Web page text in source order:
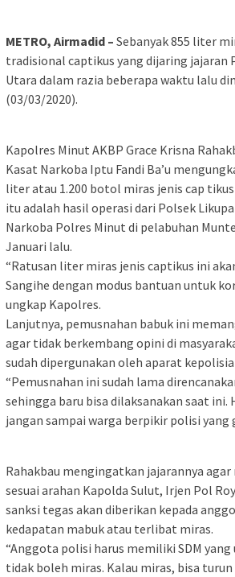
METRO, Airmadid – Sebanyak 855 liter
tradisional captikus yang dijaring jajaran
Utara dalam razia beberapa waktu lalu
(03/03/2020).
Kapolres Minut AKBP Grace Krisna
Kasat Narkoba Iptu Fandi Ba’u
liter atau 1.200 botol miras jenis cap
itu adalah hasil operasi dari Polsek
Narkoba Polres Minut di pelabuhan
Januari lalu.
“Ratusan liter miras jenis captikus ini
Sangihe dengan modus bantuan untuk
ungkap Kapolres.
Lanjutnya, pemusnahan babuk ini
agar tidak berkembang opini di
sudah dipergunakan oleh aparat
“Pemusnahan ini sudah lama
sehingga baru bisa dilaksanakan saat ini.
jangan sampai warga berpikir polisi yang
Rahakbau mengingatkan jajarannya
sesuai arahan Kapolda Sulut, Irjen Pol
sanksi tegas akan diberikan kepada
kedapatan mabuk atau terlibat miras.
“Anggota polisi harus memiliki SDM
tidak boleh miras. Kalau miras, bisa